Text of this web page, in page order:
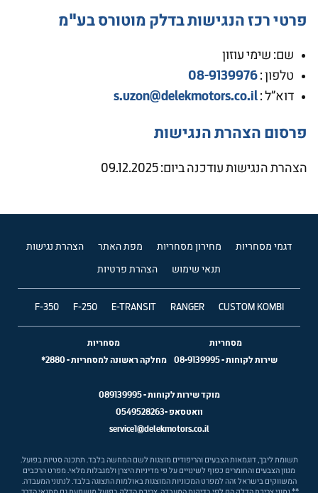
פרטי רכז הנגישות בדלק מוטורס בע"מ
שם: שימי עוזון
טלפון :08-9139976
דוא”ל :s.uzon@delekmotors.co.il
פרסום הצהרת הנגישות
הצהרת הנגישות עודכנה ביום: 09.12.2025
דגמי מסחריות מחירון מסחריות מפת האתר הצהרת נגישות
תנאי שימוש הצהרת פרטיות
CUSTOM KOMBI
RANGER
E-TRANSIT
F-250
F-350
מסחריות
שירות לקוחות-
08-9139995
מסחריות
מחלקה ראשונה למסחריות-
2880*
מוקד שירות לקוחות -089139995
וואטסאפ -0549528263
service1@delekmotors.co.il
תשומת ליבך, דוגמאות הצבעים והריפודים מוצגות לשם המחשה בלבד. תתכנה סטיות בפועל.
מגוון הצבעים והחומרים כפוף לשינויים על פי מדיניות היצרן ולמגבלות מלאי. מפרט הרכבים
המשווקים בישראל זהה למפרט המכוניות המוצגות באולמות התצוגה בלבד. לנתוני המעבדה.